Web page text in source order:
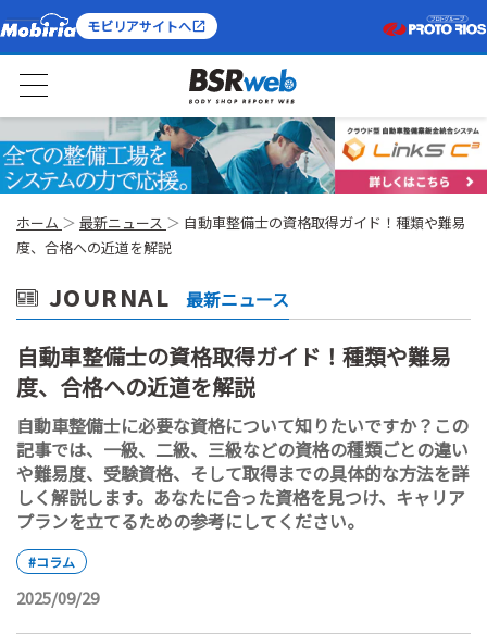
モビリアサイトへ
ホーム 最新ニュース
自動車整備士の資格取得ガイド！種類や難易
度、合格への近道を解説
JOURNAL 最新ニュース
自動車整備士の資格取得ガイド！種類や難易
度、合格への近道を解説
自動車整備士に必要な資格について知りたいですか？この
記事では、一級、二級、三級などの資格の種類ごとの違い
や難易度、受験資格、そして取得までの具体的な方法を詳
しく解説します。あなたに合った資格を見つけ、キャリア
プランを立てるための参考にしてください。
#コラム
2025/09/29